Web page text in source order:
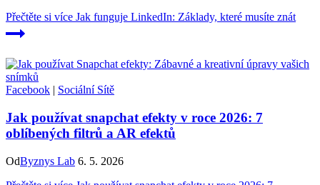
Přečtěte si více Jak funguje LinkedIn: Základy, které musíte znát
Facebook | Sociální Sítě
Jak používat snapchat efekty v roce 2026: 7
oblíbených filtrů a AR efektů
OdByznys Lab 6. 5. 2026